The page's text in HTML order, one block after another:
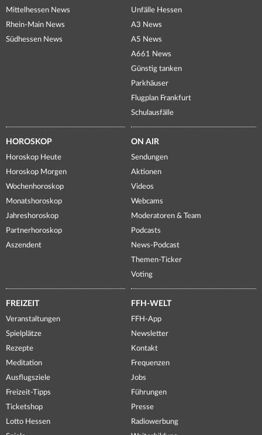
Mittelhessen News
Rhein-Main News
Südhessen News
Unfälle Hessen
A3 News
A5 News
A661 News
Günstig tanken
Parkhäuser
Flugplan Frankfurt
Schulausfälle
HOROSKOP
Horoskop Heute
Horoskop Morgen
Wochenhoroskop
Monatshoroskop
Jahreshoroskop
Partnerhoroskop
Aszendent
ON AIR
Sendungen
Aktionen
Videos
Webcams
Moderatoren & Team
Podcasts
News-Podcast
Themen-Ticker
Voting
FREIZEIT
Veranstaltungen
Spielplätze
Rezepte
Meditation
Ausflugsziele
Freizeit-Tipps
Ticketshop
Lotto Hessen
FFH-WELT
FFH-App
Newsletter
Kontakt
Frequenzen
Jobs
Führungen
Presse
Radiowerbung